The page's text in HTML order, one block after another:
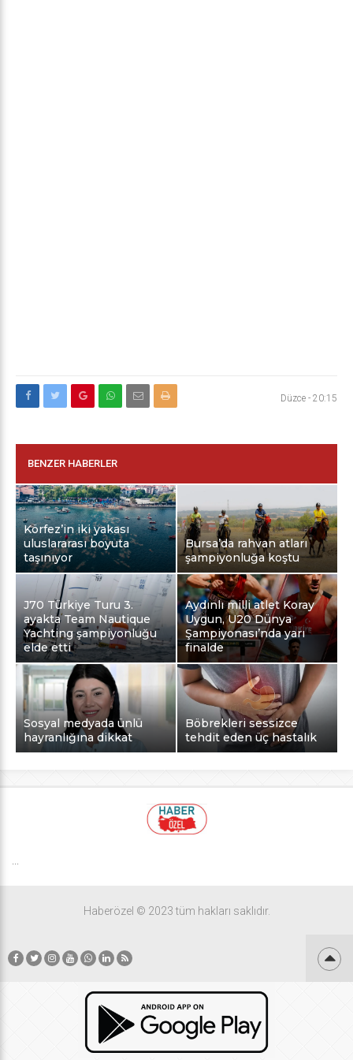
Düzce - 20:15
BENZER HABERLER
Körfez’in iki yakası
uluslararası boyuta
taşınıyor
Bursa’da rahvan atları
şampiyonluğa koştu
J70 Türkiye Turu 3.
ayakta Team Nautique
Yachting şampiyonluğu
elde etti
Aydınlı milli atlet Koray
Uygun, U20 Dünya
Şampiyonası’nda yarı
finalde
Sosyal medyada ünlü
hayranlığına dikkat
Böbrekleri sessizce
tehdit eden üç hastalık
...
Haberözel © 2023 tüm hakları saklıdır.